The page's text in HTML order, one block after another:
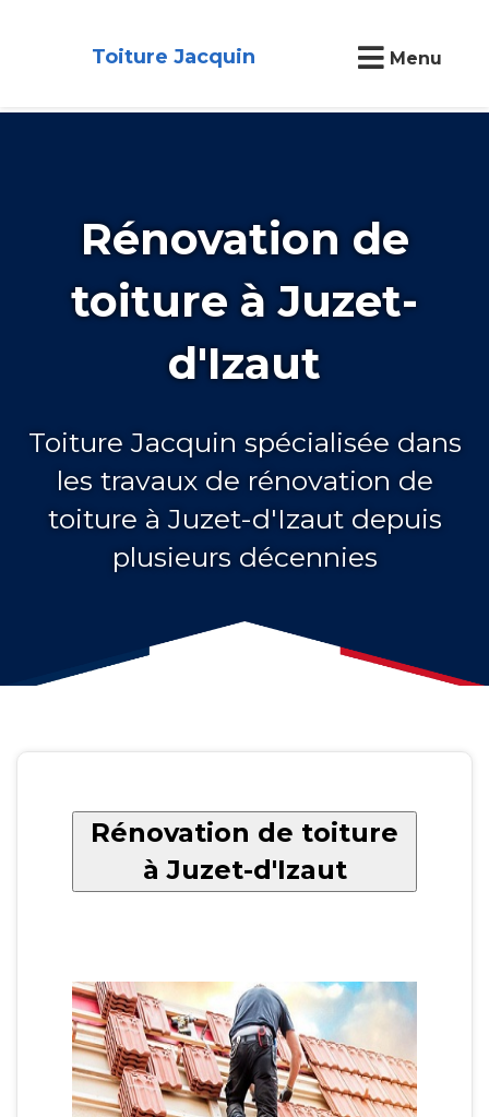
Toiture Jacquin Menu
Rénovation de
toiture à Juzet-
d'Izaut
Toiture Jacquin spécialisée dans
les travaux de rénovation de
toiture à Juzet-d'Izaut depuis
plusieurs décennies
Rénovation de toiture
à Juzet-d'Izaut